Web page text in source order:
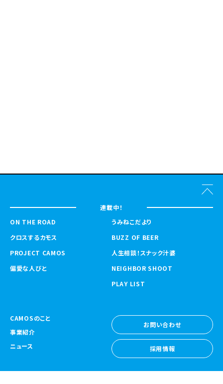
連載中！
ON THE ROAD
クロスするカモス
PROJECT CAMOS
偏愛な人びと
うみねこだより
BUZZ OF BEER
人生相談！スナック汁婆
NEIGHBOR SHOOT
PLAY LIST
CAMOSのこと
事業紹介
ニュース
お問い合わせ
お問い合わせ
採用情報